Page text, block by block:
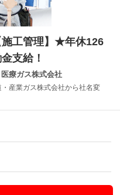
施工管理】★年休126
支給！
療ガス株式会社
・産業ガス株式会社から社名変